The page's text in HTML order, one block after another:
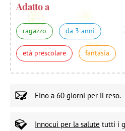
Adatto a
ragazzo da 3 anni
età prescolare fantasia
Fino a 60 giorni per il reso.
Innocui per la salute tutti i